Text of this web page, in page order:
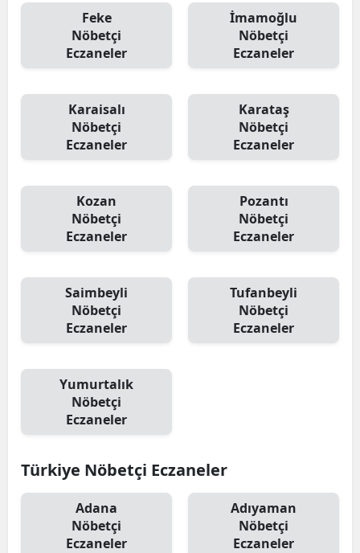
Feke
Nöbetçi
Eczaneler
İmamoğlu
Nöbetçi
Eczaneler
Karaisalı
Nöbetçi
Eczaneler
Karataş
Nöbetçi
Eczaneler
Kozan
Nöbetçi
Eczaneler
Pozantı
Nöbetçi
Eczaneler
Saimbeyli
Nöbetçi
Eczaneler
Tufanbeyli
Nöbetçi
Eczaneler
Yumurtalık
Nöbetçi
Eczaneler
Türkiye Nöbetçi Eczaneler
Adana
Nöbetçi
Eczaneler
Adıyaman
Nöbetçi
Eczaneler